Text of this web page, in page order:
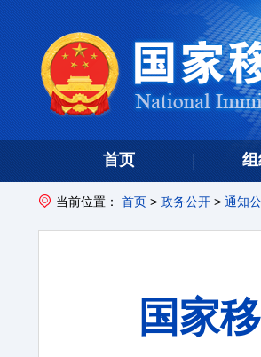
首页
当前位置： 首页> 政务公开> 通知
国家